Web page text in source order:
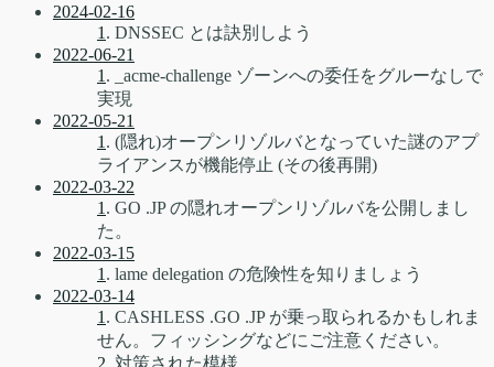
2024-02-16
1 . DNSSEC とは訣別しよう
2022-06-21
1 . _acme-challenge ゾーンへの委任をグルーなしで
実現
2022-05-21
1 . (隠れ)オープンリゾルバとなっていた謎のアプ
ライアンスが機能停止 (その後再開)
2022-03-22
1 . GO .JP の隠れオープンリゾルバを公開しまし
た。
2022-03-15
1 . lame delegation の危険性を知りましょう
2022-03-14
1 . CASHLESS .GO .JP が乗っ取られるかもしれま
せん。フィッシングなどにご注意ください。
2 . 対策された模様